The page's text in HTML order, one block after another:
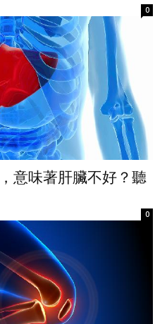
0
意味著肝臟不好？聽
0